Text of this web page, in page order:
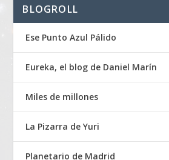
BLOGROLL
Ese Punto Azul Pálido
Eureka, el blog de Daniel Marín
Miles de millones
La Pizarra de Yuri
Planetario de Madrid